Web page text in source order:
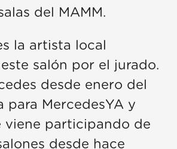
del MAMM.
la artista local
salón por el jurado.
desde enero del
para MercedesYA y
viene participando de
desde hace